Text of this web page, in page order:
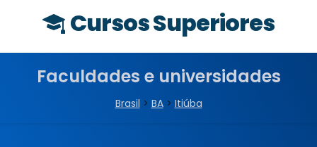
Cursos Superiores
Faculdades e universidades
Brasil > BA> Itiúba